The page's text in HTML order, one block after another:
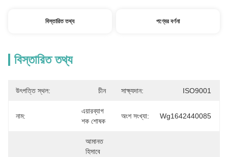
বিস্তারিত তথ্য পণ্যের বর্ণনা
বিস্তারিত তথ্য
উৎপত্তি স্থল: চীন সাক্ষ্যদান: ISO9001
নাম:
এয়ারব্যাগ
শক শোষক
অংশ সংখ্যা: Wg1642440085
আমানত
হিসাবে